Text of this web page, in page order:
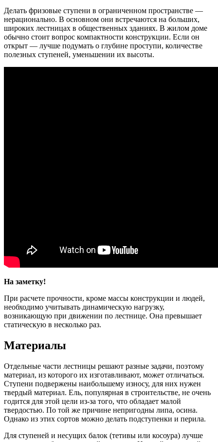
Делать фризовые ступени в ограниченном пространстве —
нерационально. В основном они встречаются на больших,
широких лестницах в общественных зданиях. В жилом доме
обычно стоит вопрос компактности конструкции. Если он
открыт — лучше подумать о глубине проступи, количестве
полезных ступеней, уменьшении их высоты.
На заметку!
При расчете прочности, кроме массы конструкции и людей,
необходимо учитывать динамическую нагрузку,
возникающую при движении по лестнице. Она превышает
статическую в несколько раз.
Материалы
Отдельные части лестницы решают разные задачи, поэтому
материал, из которого их изготавливают, может отличаться.
Ступени подвержены наибольшему износу, для них нужен
твердый материал. Ель, популярная в строительстве, не очень
годится для этой цели из-за того, что обладает малой
твердостью. По той же причине непригодны липа, осина.
Однако из этих сортов можно делать подступенки и перила.
Для ступеней и несущих балок (тетивы или косоура) лучше